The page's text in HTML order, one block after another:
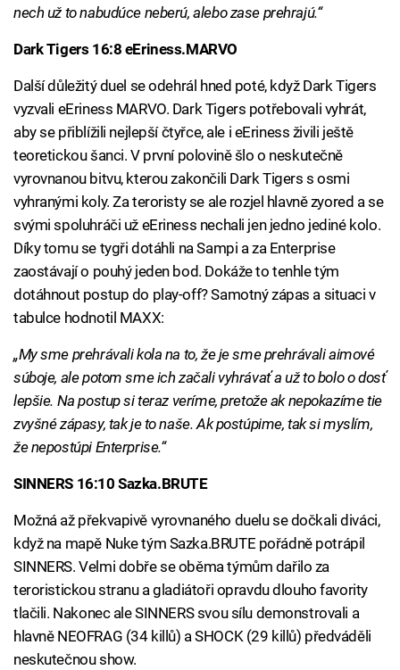
nech už to nabudúce neberú, alebo zase prehrajú.“
Dark Tigers 16:8 eEriness.MARVO
Další důležitý duel se odehrál hned poté, když Dark Tigers
vyzvali eEriness MARVO. Dark Tigers potřebovali vyhrát,
aby se přiblížili nejlepší čtyřce, ale i eEriness živili ještě
teoretickou šanci. V první polovině šlo o neskutečně
vyrovnanou bitvu, kterou zakončili Dark Tigers s osmi
vyhranými koly. Za teroristy se ale rozjel hlavně zyored a se
svými spoluhráči už eEriness nechali jen jedno jediné kolo.
Díky tomu se tygři dotáhli na Sampi a za Enterprise
zaostávají o pouhý jeden bod. Dokáže to tenhle tým
dotáhnout postup do play-off? Samotný zápas a situaci v
tabulce hodnotil MAXX:
„My sme prehrávali kola na to, že je sme prehrávali aimové
súboje, ale potom sme ich začali vyhrávať a už to bolo o dosť
lepšie. Na postup si teraz veríme, pretože ak nepokazíme tie
zvyšné zápasy, tak je to naše. Ak postúpime, tak si myslím,
že nepostúpi Enterprise.“
SINNERS 16:10 Sazka.BRUTE
Možná až překvapivě vyrovnaného duelu se dočkali diváci,
když na mapě Nuke tým Sazka.BRUTE pořádně potrápil
SINNERS. Velmi dobře se oběma týmům dařilo za
teroristickou stranu a gladiátoři opravdu dlouho favority
tlačili. Nakonec ale SINNERS svou sílu demonstrovali a
hlavně NEOFRAG (34 killů) a SHOCK (29 killů) předváděli
neskutečnou show.